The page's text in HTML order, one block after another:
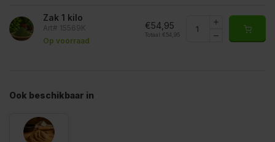
Zak 1 kilo
Art# 15569K
Op voorraad
€54,95
Totaal: €54,95
Ook beschikbaar in